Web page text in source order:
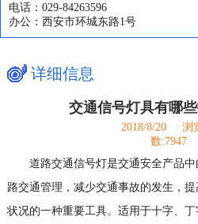
电话：029-84263596
办公：西安市环城东路1号
详细信息
交通信号灯具有哪
2018/8/20
浏
数:7947
道路交通信号灯是交通安全产品
路交通管理，减少交通事故的发生，
状况的一种重要工具。适用于十字、